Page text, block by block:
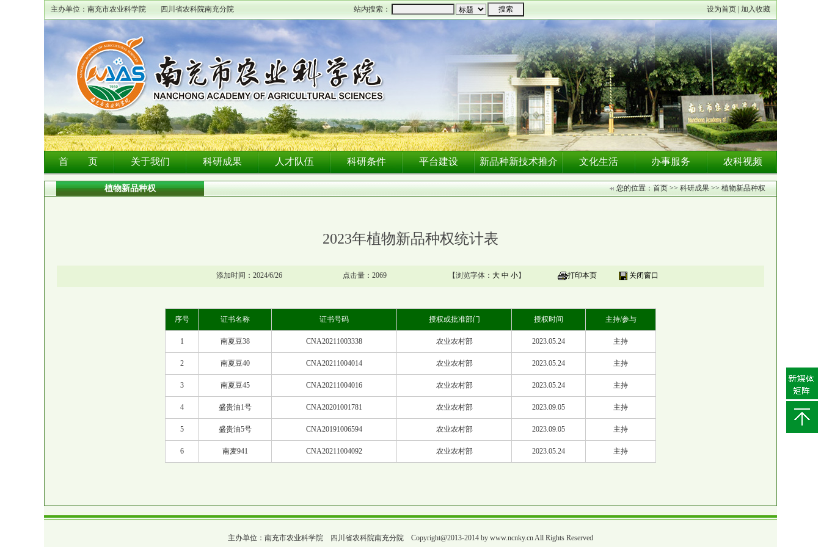
主办单位：南充市农业科学院 四川省农科院南充分院 站内搜索： 设为首页 | 加入收藏
首 页 关于我们 科研成果 人才队伍 科研条件 平台建设 新品种新技术推介 文化生活 办事服务 农科视频
植物新品种权 您的位置：首页 >> 科研成果 >> 植物新品种权
2023年植物新品种权统计表
添加时间：2024/6/26 点击量：2069 【浏览字体： 大 中 小】 打印本页 关闭窗口
序号 证书名称 证书号码 授权或批准部门 授权时间 主持/参与
1 南夏豆38 CNA20211003338 农业农村部 2023.05.24 主持
2 南夏豆40 CNA20211004014 农业农村部 2023.05.24 主持
3 南夏豆45 CNA20211004016 农业农村部 2023.05.24 主持
4 盛贵油1号 CNA20201001781 农业农村部 2023.09.05 主持
5 盛贵油5号 CNA20191006594 农业农村部 2023.09.05 主持
6 南麦941 CNA20211004092 农业农村部 2023.05.24 主持
主办单位：南充市农业科学院 四川省农科院南充分院 Copyright@2013-2014 by www.ncnky.cn All Rights Reserved